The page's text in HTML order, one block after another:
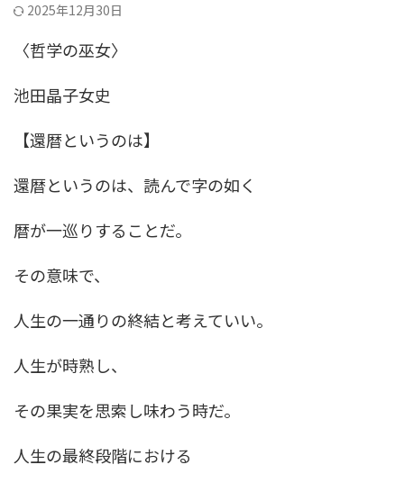
2025年12月30日
〈哲学の巫女〉
池田晶子女史
【還暦というのは】
還暦というのは、読んで字の如く
暦が一巡りすることだ。
その意味で、
人生の一通りの終結と考えていい。
人生が時熟し、
その果実を思索し味わう時だ。
人生の最終段階における